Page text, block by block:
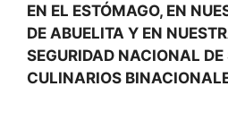
EN EL ESTÓMAGO, EN
DE ABUELITA Y EN
SEGURIDAD NACIONAL DE
CULINARIOS